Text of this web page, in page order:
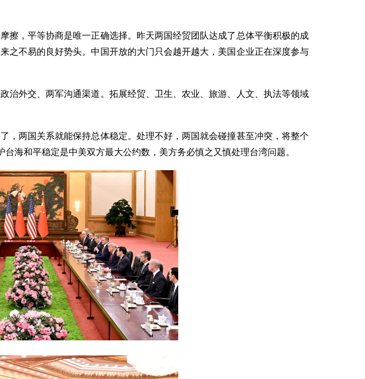
擦，平等协商是唯一正确选择。昨天两国经贸团队达成了总体平衡积极的成
之不易的良好势头。中国开放的大门只会越开越大，美国企业正在深度参与
治外交、两军沟通渠道。拓展经贸、卫生、农业、旅游、人文、执法等领域
，两国关系就能保持总体稳定。处理不好，两国就会碰撞甚至冲突，将整个
海和平稳定是中美双方最大公约数，美方务必慎之又慎处理台湾问题。